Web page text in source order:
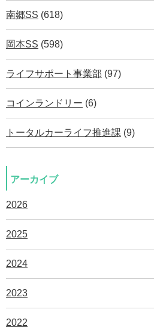
南郷SS (618)
岡本SS (598)
ライフサポート事業部 (97)
コインランドリー (6)
トータルカーライフ推進課 (9)
アーカイブ
2026
2025
2024
2023
2022